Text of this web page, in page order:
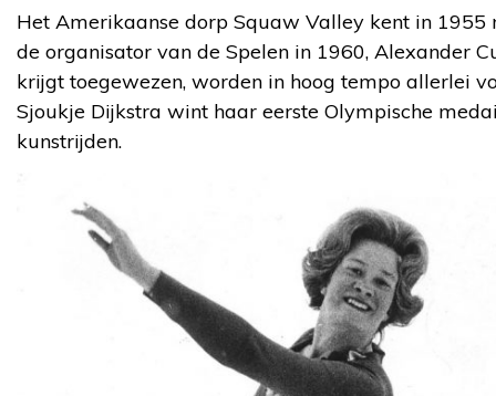
Het Amerikaanse dorp Squaw Valley kent in 1955
de organisator van de Spelen in 1960, Alexander
krijgt toegewezen, worden in hoog tempo allerlei
Sjoukje Dijkstra wint haar eerste Olympische
kunstrijden.